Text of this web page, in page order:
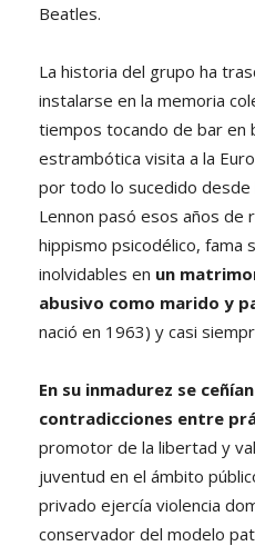
Beatles.
La historia del grupo ha
instalarse en la memoria
tiempos tocando de bar en
estrambótica visita a la
por todo lo sucedido desde
Lennon pasó esos años de
hippismo psicodélico, fama
inolvidables en un
abusivo como marido y
nació en 1963) y casi
En su inmadurez se
contradicciones entre
promotor de la libertad y
juventud en el ámbito
privado ejercía violencia
conservador del modelo